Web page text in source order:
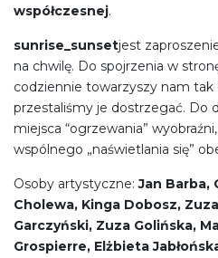
współczesnej.
sunrise_sunsetjest
na chwilę. Do spojrzenia w
codziennie towarzyszy nam tak
przestaliśmy je dostrzegać. Do
miejsca “ogrzewania”
wspólnego „naświetlania się”
Osoby artystyczne:Jan Barba,
Cholewa, Kinga Dobosz,
Garczyński, Zuza Golińska,
Grospierre, Elżbieta